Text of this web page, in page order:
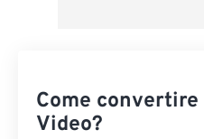
Come convertire
Video?